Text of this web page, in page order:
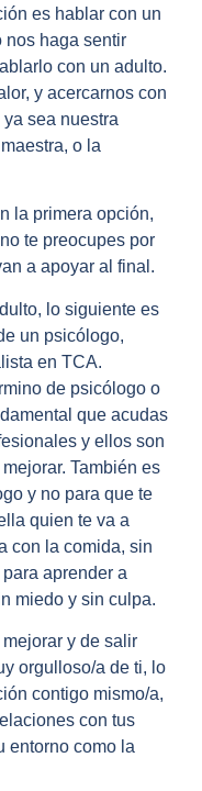
es hablar con un
nos haga sentir
con un adulto.
y acercarnos con
sea nuestra
o la
la primera opción,
te preocupes por
a apoyar al final.
lo siguiente es
un psicólogo,
en TCA.
de psicólogo o
que acudas
y ellos son
También es
y no para que te
quien te va a
con la comida, sin
aprender a
miedo y sin culpa.
y de salir
orgulloso/a de ti, lo
contigo mismo/a,
con tus
entorno como la